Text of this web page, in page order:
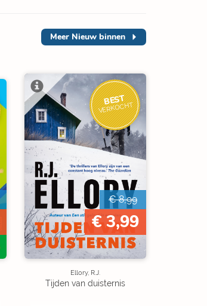
Meer Nieuw binnen
BEST
VERKOCHT
€ 8,99
€ 3,99
Ellory, R.J.
Tijden van duisternis